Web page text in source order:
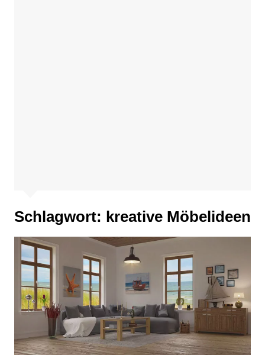
Schlagwort: kreative Möbelideen